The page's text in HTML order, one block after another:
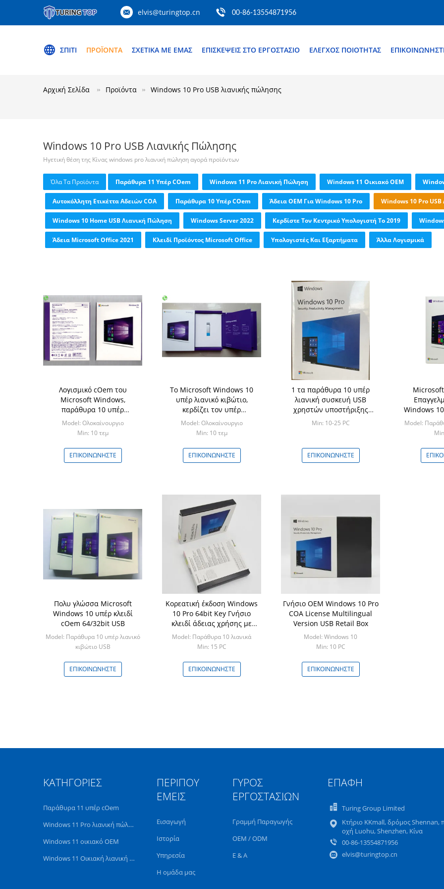
elvis@turingtop.cn 00-86-13554871956
ΣΠΊΤΙ ΠΡΟΪΌΝΤΑ ΣΧΕΤΙΚΆ ΜΕ ΕΜΆΣ ΕΠΙΣΚΈΨΕΙΣ ΣΤΟ ΕΡΓΟΣΤΆΣΙΟ ΈΛΕΓΧΟΣ ΠΟΙΌΤΗΤΑΣ
Αρχική Σελίδα Προϊόντα Windows 10 Pro USB λιανικής πώλησης
Windows 10 Pro USB Λιανικής Πώλησης
Ηγετική θέση της Κίνας windows pro λιανική πώληση αγορά προϊόντων
Όλα Τα Προϊόντα Παράθυρα 11 Υπέρ COem Windows 11 Pro Λιανική Πώληση Windows 11 Οικιακό OEM
Αυτοκόλλητη Ετικέττα Αδειών COA Παράθυρα 10 Υπέρ COem Άδεια OEM Για Windows 10 Pro Windows 10 Pro
Windows 10 Home USB Λιανική Πώληση Windows Server 2022 Κερδίστε Τον Κεντρικό Υπολογιστή Το 2019
Άδεια Microsoft Office 2021 Κλειδί Προϊόντος Microsoft Office Υπολογιστές Και Εξαρτήματα Άλλα Λογισμικά
Λογισμικό cOem του
Microsoft Windows,
παράθυρα 10 υπέρ
τριανταδυάμπιτο/
εξηντατετράμπιτο λιανικό
κιβώτιο πακέτων
Model: Ολοκαίνουργιο
Min: 10 τεμ
ΕΠΙΚΟΙΝΩΝΉΣΤΕ
Το Microsoft Windows 10
υπέρ λιανικό κιβώτιο,
κερδίζει τον υπέρ
τριανταδυάμπιτο/
εξηντατετράμπιτο cOem
πακέτων 10
Model: Ολοκαίνουργιο
Min: 10 τεμ
ΕΠΙΚΟΙΝΩΝΉΣΤΕ
1 τα παράθυρα 10 υπέρ
λιανική συσκευή USB
χρηστών υποστήριξης
κιβωτίων μεταφορτώνουν
Min: 10-25 PC
ΕΠΙΚΟΙΝΩΝΉΣΤΕ
Windows
Model:
Πολυ γλώσσα Microsoft
Windows 10 υπέρ κλειδί
cOem 64/32bit USB
Model: Παράθυρα 10 υπέρ λιανικό
κιβώτιο USB
ΕΠΙΚΟΙΝΩΝΉΣΤΕ
Κορεατική έκδοση Windows
10 Pro 64bit Key Γνήσιο
κλειδί άδειας χρήσης με
κουτί λιανικής USB
Model: Παράθυρα 10 λιανικά
Min: 15 PC
ΕΠΙΚΟΙΝΩΝΉΣΤΕ
Γνήσιο OEM Windows 10 Pro
COA License Multilingual
Version USB Retail Box
Model: Windows 10
Min: 10 PC
ΕΠΙΚΟΙΝΩΝΉΣΤΕ
ΚΑΤΗΓΟΡΊΕΣ
Παράθυρα 11 υπέρ cOem
Windows 11 Pro λιανική πώληση
Windows 11 οικιακό OEM
Windows 11 Οικιακή λιανική πώληση
ΠΕΡΊΠΟΥ
ΕΜΕΊΣ
Εισαγωγή
Ιστορία
Υπηρεσία
Η ομάδα μας
ΓΎΡΟΣ
ΕΡΓΟΣΤΑΣΊΩΝ
Γραμμή Παραγωγής
OEM / ODM
Ε & Α
ΕΠΑΦΉ
Turing Group Limited
Κτήριο KKmall, δρόμος Shennan,
οχή Luohu, Shenzhen, Κίνα
00-86-13554871956
elvis@turingtop.cn